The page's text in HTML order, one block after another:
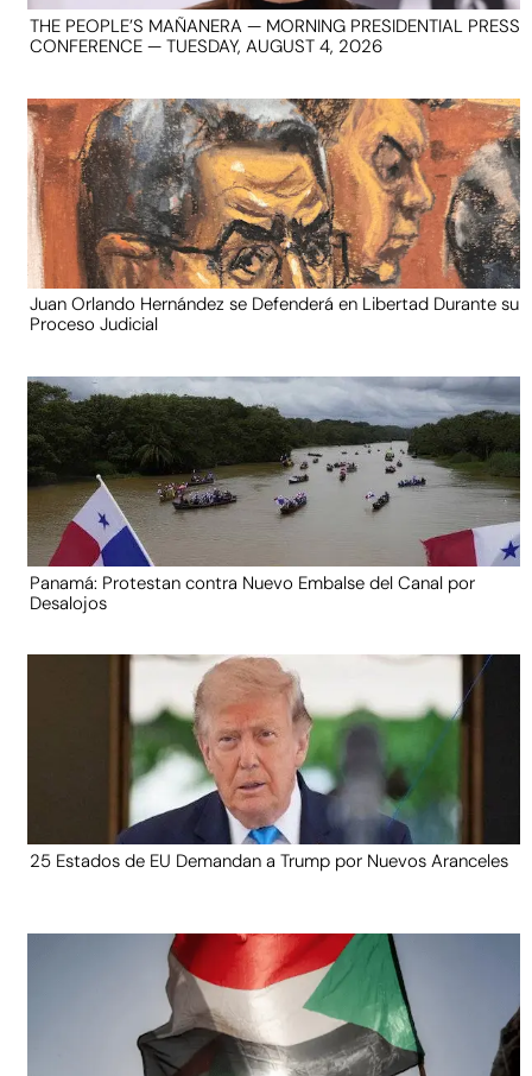
THE PEOPLE’S MAÑANERA — MORNING PRESIDENTIAL PRESS
CONFERENCE — TUESDAY, AUGUST 4, 2026
Juan Orlando Hernández se Defenderá en Libertad Durante su
Proceso Judicial
Panamá: Protestan contra Nuevo Embalse del Canal por
Desalojos
25 Estados de EU Demandan a Trump por Nuevos Aranceles